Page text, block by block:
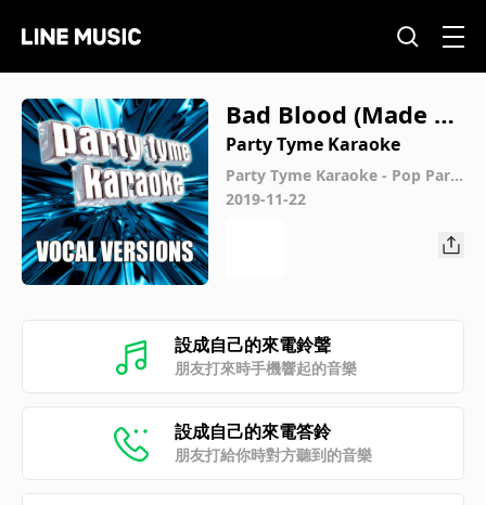
Bad Blood (Made Po
pular By Taylor Swif
t ft. Kendrick Lama
r) [Vocal Version]
Party Tyme Karaoke
Party Tyme Karaoke - Pop Part
y Pack 7 (Vocal Versions)
2019-11-22
設成自己的來電鈴聲
朋友打來時手機響起的音樂
設成自己的來電答鈴
朋友打給你時對方聽到的音樂